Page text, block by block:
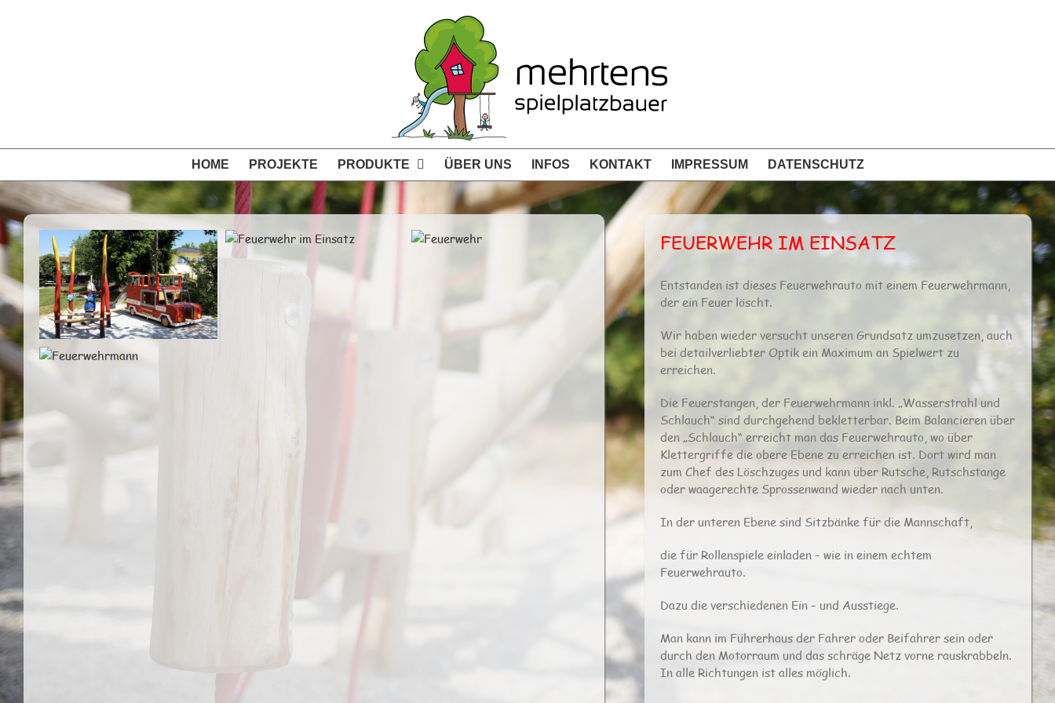
HOME PROJEKTE PRODUKTE ÜBER UNS INFOS KONTAKT IMPRESSUM DATENSCHUTZ
FEUERWEHR IM EINSATZ
Entstanden ist dieses Feuerwehrauto mit einem Feuerwehrmann,
der ein Feuer löscht.
Wir haben wieder versucht unseren Grundsatz umzusetzen, auch
bei detailverliebter Optik ein Maximum an Spielwert zu
erreichen.
Die Feuerstangen, der Feuerwehrmann inkl. „Wasserstrahl und
Schlauch“ sind durchgehend bekletterbar. Beim Balancieren über
den „Schlauch“ erreicht man das Feuerwehrauto, wo über
Klettergriffe die obere Ebene zu erreichen ist. Dort wird man
zum Chef des Löschzuges und kann über Rutsche, Rutschstange
oder waagerechte Sprossenwand wieder nach unten.
In der unteren Ebene sind Sitzbänke für die Mannschaft,
die für Rollenspiele einladen – wie in einem echtem
Feuerwehrauto.
Dazu die verschiedenen Ein – und Ausstiege.
Man kann im Führerhaus der Fahrer oder Beifahrer sein oder
durch den Motorraum und das schräge Netz vorne rauskrabbeln.
In alle Richtungen ist alles möglich.